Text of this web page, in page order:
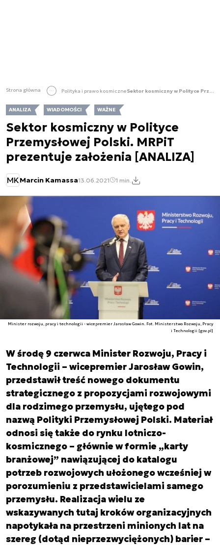
Strona główna Polityka i prawo kosmiczne Sektor kosmiczny w Polityce Przemysłowej Polski. MRPiT prezentuje założenia [ANALIZA]
ANALIZA WIADOMOŚCI WAŻNE
Sektor kosmiczny w Polityce
Przemysłowej Polski. MRPiT
prezentuje założenia [ANALIZA]
MKMarcin Kamassa13.06.2021 1 min.
Minister rozwoju, pracy i technologii - wicepremier Jarosław Gowin. Fot. Ministerstwo Rozwoju, Pracy
i Technologii [gov.pl]
W środę 9 czerwca Minister Rozwoju, Pracy i
Technologii – wicepremier Jarosław Gowin,
przedstawił treść nowego dokumentu
strategicznego z propozycjami rozwojowymi
dla rodzimego przemysłu, ujętego pod
nazwą Polityki Przemysłowej Polski. Materiał
odnosi się także do rynku lotniczo-
kosmicznego – głównie w formie „karty
branżowej” nawiązującej do katalogu
potrzeb rozwojowych ułożonego wcześniej w
porozumieniu z przedstawicielami samego
przemysłu. Realizacja wielu ze
wskazywanych tutaj kroków organizacyjnych
napotykała na przestrzeni minionych lat na
szereg (dotąd nieprzezwyciężonych) barier –